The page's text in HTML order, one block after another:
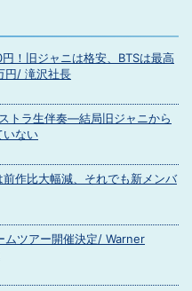
！旧ジャニは格安、BTSは最高
円/ 滝沢社長
トラ生伴奏―結局旧ジャニから
いない
作比大幅減、それでも新メンバ
ムツアー開催決定/ Warner